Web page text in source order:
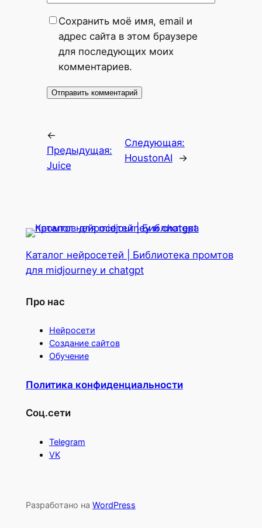
Сохранить моё имя, email и
адрес сайта в этом браузере
для последующих моих
комментариев.
←
Предыдущая:
Juice
Следующая:
HoustonAI
→
Каталог нейросетей | Библиотека промтов
для midjourney и chatgpt
Про нас
Нейросети
Создание сайтов
Обучение
Политика конфиденциальности
Соц.сети
Telegram
VK
Разработано на WordPress